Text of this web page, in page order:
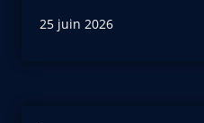
25 juin 2026